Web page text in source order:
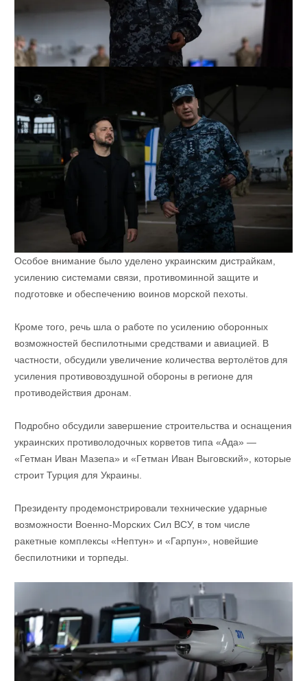
Особое внимание было уделено украинским дистрайкам,
усилению системами связи, противоминной защите и
подготовке и обеспечению воинов морской пехоты.
Кроме того, речь шла о работе по усилению оборонных
возможностей беспилотными средствами и авиацией. В
частности, обсудили увеличение количества вертолётов для
усиления противовоздушной обороны в регионе для
противодействия дронам.
Подробно обсудили завершение строительства и оснащения
украинских противолодочных корветов типа «Ада» —
«Гетман Иван Мазепа» и «Гетман Иван Выговский», которые
строит Турция для Украины.
Президенту продемонстрировали технические ударные
возможности Военно-Морских Сил ВСУ, в том числе
ракетные комплексы «Нептун» и «Гарпун», новейшие
беспилотники и торпеды.